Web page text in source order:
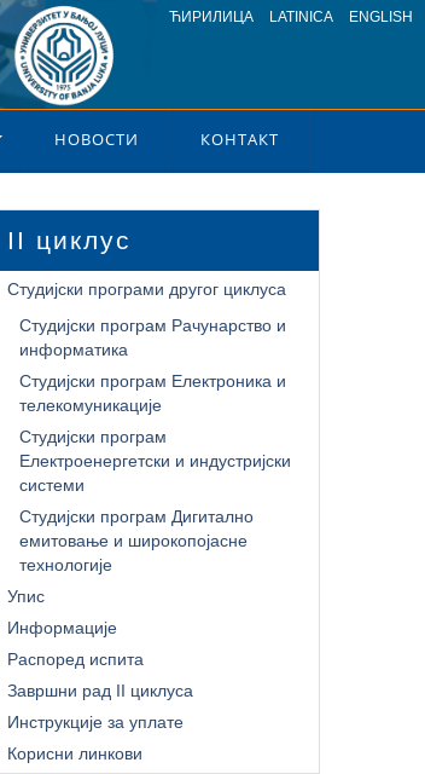
ЋИРИЛИЦА LATINICA ENGLISH
НОВОСТИ КОНТАКТ
II циклус
Студијски програми другог циклуса
Студијски програм Рачунарство и
информатика
Студијски програм Електроника и
телекомуникације
Студијски програм
Електроенергетски и индустријски
системи
Студијски програм Дигитално
емитовање и широкопојасне
технологије
Упис
Информације
Распоред испита
Завршни рад II циклуса
Инструкције за уплате
Корисни линкови